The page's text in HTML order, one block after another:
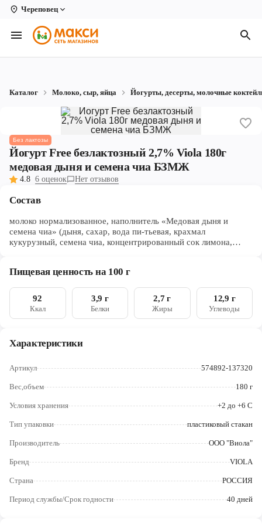
Череповец
Вологда
Архангельск
Кирово-Чепецк
Коряжма
Котлас
Новодвинск
Рыбинск
Северодвинск
Череповец
Ярославль
Каталог Молоко, сыр, яйца Йогурты, десерты, молочные
Без лактозы
Йогурт Free безлактозный 2,7% Viola 180г
медовая дыня и семена чиа БЗМЖ
4.8 6 оценок Нет отзывов
Состав
молоко нормализованное, наполнитель «Медовая дыня и
семена чиа» (дыня, сахар, вода пи-тьевая, крахмал
кукурузный, семена чиа, концентрированный сок лимона,
йогуртовая закваска.
Пищевая ценность на 100 г
92
Ккал
3,9 г
Белки
2,7 г
Жиры
12,9 г
Углеводы
Характеристики
Артикул 574892-137320
Вес,объем 180 г
Условия хранения +2 до +6 С
Тип упаковки пластиковый стакан
Производитель ООО "Виола"
Бренд VIOLA
Страна РОССИЯ
Период службы/Срок годности 40 дней